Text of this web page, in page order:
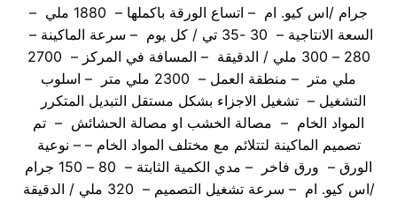
جرام /اس كيو. ام – اتساع الورقة باكملها – 1880 ملي –
السعة الانتاجية – 30 -35 تي / كل يوم – سرعة الماكينة –
280 – 300 ملي / الدقيقة – المسافة في المركز – 2700
ملي متر – منطقة العمل – 2300 ملي متر – اسلوب
التشغيل – تشغيل الاجزاء بشكل مستقل التبديل المتكرر
المواد الخام – مصالة الخشب او مصالة الحشائش – تم
تصميم الماكينة لتتلائم مع مختلف المواد الخام – – نوعية
الورق – ورق فاخر – مدي الكمية الثابتة – 80 – 150 جرام
/اس كيو. ام – سرعة تشغيل التصميم – 320 ملي / الدقيقة